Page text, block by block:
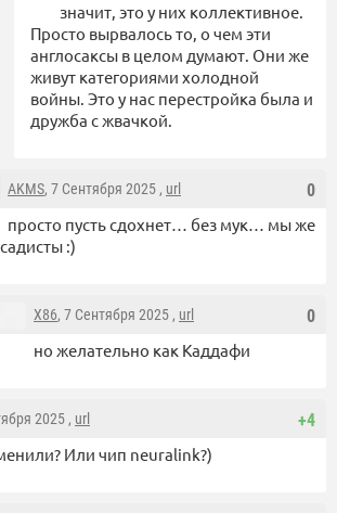
значит, это у них коллективное.
Просто вырвалось то, о чем эти
англосаксы в целом думают. Они же
живут категориями холодной
войны. Это у нас перестройка была и
дружба с жвачкой.
0
AKMS, 7 Сентября 2025 , url
просто пусть сдохнет… без мук… мы же
:)
0
X86, 7 Сентября 2025 , url
но желательно как Каддафи
+4
2025 , url
Или чип neuralink?)